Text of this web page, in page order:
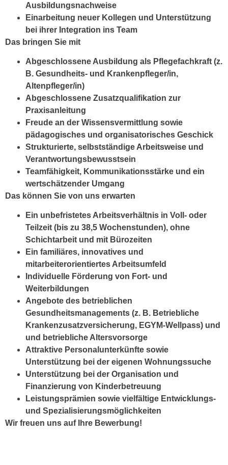
Ausbildungsnachweise
Einarbeitung neuer Kollegen und Unterstützung
bei ihrer Integration ins Team
Das bringen Sie mit
Abgeschlossene Ausbildung als Pflegefachkraft (z.
B. Gesundheits- und Krankenpfleger/in,
Altenpfleger/in)
Abgeschlossene Zusatzqualifikation zur
Praxisanleitung
Freude an der Wissensvermittlung sowie
pädagogisches und organisatorisches Geschick
Strukturierte, selbstständige Arbeitsweise und
Verantwortungsbewusstsein
Teamfähigkeit, Kommunikationsstärke und ein
wertschätzender Umgang
Das können Sie von uns erwarten
Ein unbefristetes Arbeitsverhältnis in Voll- oder
Teilzeit (bis zu 38,5 Wochenstunden), ohne
Schichtarbeit und mit Bürozeiten
Ein familiäres, innovatives und
mitarbeiterorientiertes Arbeitsumfeld
Individuelle Förderung von Fort- und
Weiterbildungen
Angebote des betrieblichen
Gesundheitsmanagements (z. B. Betriebliche
Krankenzusatzversicherung, EGYM-Wellpass) und
und betriebliche Altersvorsorge
Attraktive Personalunterkünfte sowie
Unterstützung bei der eigenen Wohnungssuche
Unterstützung bei der Organisation und
Finanzierung von Kinderbetreuung
Leistungsprämien sowie vielfältige Entwicklungs-
und Spezialisierungsmöglichkeiten
Wir freuen uns auf Ihre Bewerbung!